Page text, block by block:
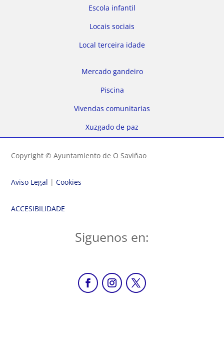
Escola infantil
Locais sociais
Local terceira idade
Mercado gandeiro
Piscina
Vivendas comunitarias
Xuzgado de paz
Copyright © Ayuntamiento de O Saviñao
Aviso Legal |Cookies
ACCESIBILIDADE
Siguenos en: